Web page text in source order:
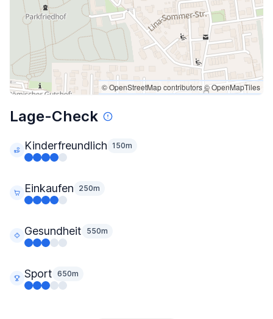
© OpenStreetMap contributors© OpenMapTiles
Lage-Check
Kinderfreundlich 150m
Einkaufen 250m
Gesundheit 550m
Sport 650m